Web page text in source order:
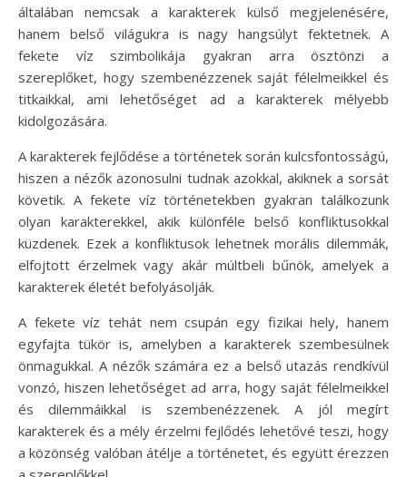
általában nemcsak a karakterek külső megjelenésére,
hanem belső világukra is nagy hangsúlyt fektetnek. A
fekete víz szimbolikája gyakran arra ösztönzi a
szereplőket, hogy szembenézzenek saját félelmeikkel és
titkaikkal, ami lehetőséget ad a karakterek mélyebb
kidolgozására.
A karakterek fejlődése a történetek során kulcsfontosságú,
hiszen a nézők azonosulni tudnak azokkal, akiknek a sorsát
követik. A fekete víz történetekben gyakran találkozunk
olyan karakterekkel, akik különféle belső konfliktusokkal
küzdenek. Ezek a konfliktusok lehetnek morális dilemmák,
elfojtott érzelmek vagy akár múltbeli bűnök, amelyek a
karakterek életét befolyásolják.
A fekete víz tehát nem csupán egy fizikai hely, hanem
egyfajta tükör is, amelyben a karakterek szembesülnek
önmagukkal. A nézők számára ez a belső utazás rendkívül
vonzó, hiszen lehetőséget ad arra, hogy saját félelmeikkel
és dilemmáikkal is szembenézzenek. A jól megírt
karakterek és a mély érzelmi fejlődés lehetővé teszi, hogy
a közönség valóban átélje a történetet, és együtt érezzen